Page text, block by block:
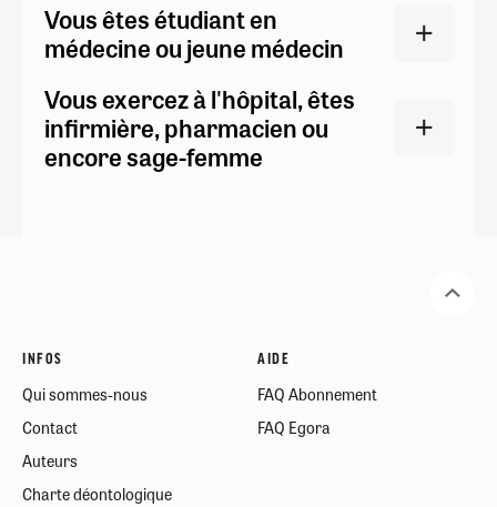
Vous êtes étudiant en
médecine ou jeune médecin
Vous exercez à l'hôpital, êtes
infirmière, pharmacien ou
encore sage-femme
INFOS
Qui sommes-nous
Contact
Auteurs
Charte déontologique
AIDE
FAQ Abonnement
FAQ Egora